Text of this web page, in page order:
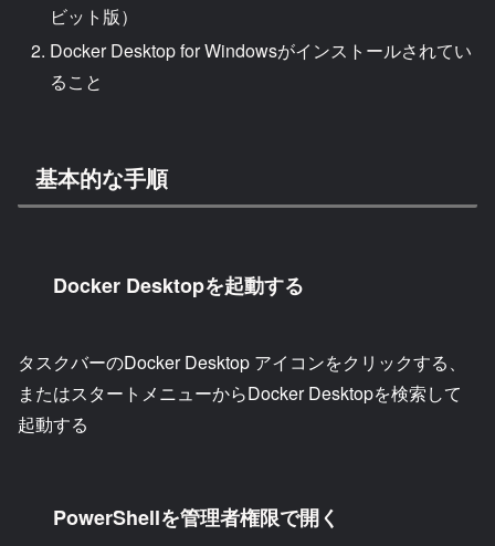
ビット版）
Docker Desktop for Windowsがインストールされてい
ること
基本的な手順
Docker Desktopを起動する
タスクバーのDocker Desktop アイコンをクリックする、
またはスタートメニューからDocker Desktopを検索して
起動する
PowerShellを管理者権限で開く